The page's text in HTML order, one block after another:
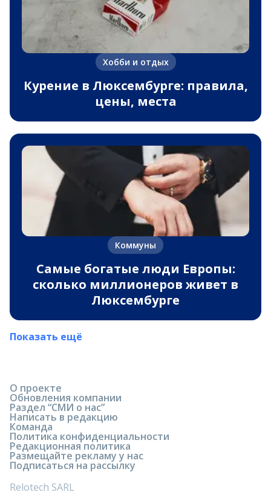
Хобби и отдых
Курение в Люксембурге: правила,
цены, места
Коммуны
Самые богатые люди Европы:
сколько миллионеров живет в
Люксембурге
Показать ещё
О проекте
Обновления компании
Раздел “СМИ о нас”
Написать в редакцию
Команда
Политика конфиденциальности
Редакционная политика
Размещайте рекламу у нас
Подписаться на рассылку
Relotech SARL